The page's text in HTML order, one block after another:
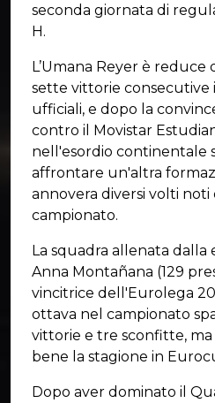
seconda giornata di
H.
L’Umana Reyer è reduce
sette vittorie
ufficiali, e dopo la
contro il Movistar
nell'esordio continentale
affrontare un'altra
annovera diversi volti noti
campionato.
La squadra allenata dalla
Anna Montañana (129
vincitrice dell'Eurolega
ottava nel campionato
vittorie e tre sconfitte,
bene la stagione in
Dopo aver dominato il